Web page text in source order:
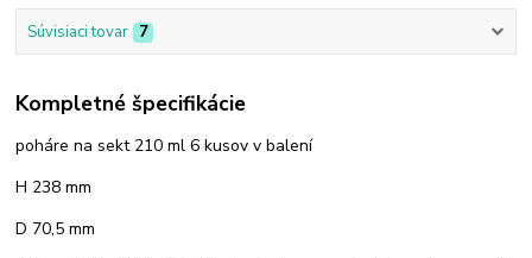
Súvisiaci tovar 7
Kompletné špecifikácie
poháre na sekt 210 ml 6 kusov v balení
H 238 mm
D 70,5 mm